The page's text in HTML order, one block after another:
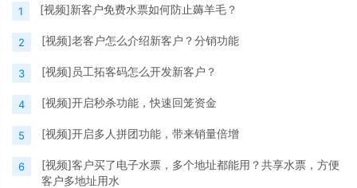
1 [视频]新客户免费水票如何防止薅羊毛？
2 [视频]老客户怎么介绍新客户？分销功能
3 [视频]员工拓客码怎么开发新客户？
4 [视频]开启秒杀功能，快速回笼资金
5 [视频]开启多人拼团功能，带来销量倍增
6
[视频]客户买了电子水票，多个地址都能用？共享水票，方便
客户多地址用水